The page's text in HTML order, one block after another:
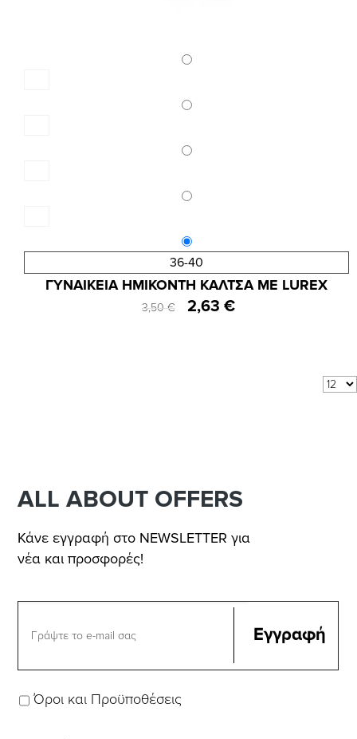
36-40
Κωδ.:3901
ΓΥΝΑΙΚΕΙΑ ΗΜΙΚΟΝΤΗ ΚΑΛΤΣΑ ΜΕ LUREX
3,50 € 2,63 €
ALL ABOUT OFFERS
Κάνε εγγραφή στο NEWSLETTER για
νέα και προσφορές!
Όροι και Προϋποθέσεις